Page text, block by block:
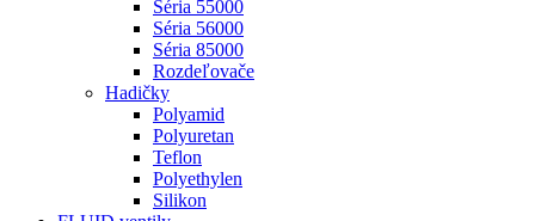
Séria 55000
Séria 56000
Séria 85000
Rozdeľovače
Hadičky
Polyamid
Polyuretan
Teflon
Polyethylen
Silikon